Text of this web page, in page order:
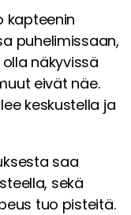
kapteenin
puhelimissaan,
näkyvissä
eivät näe.
keskustella ja
saa
sekä
tuo pisteitä.